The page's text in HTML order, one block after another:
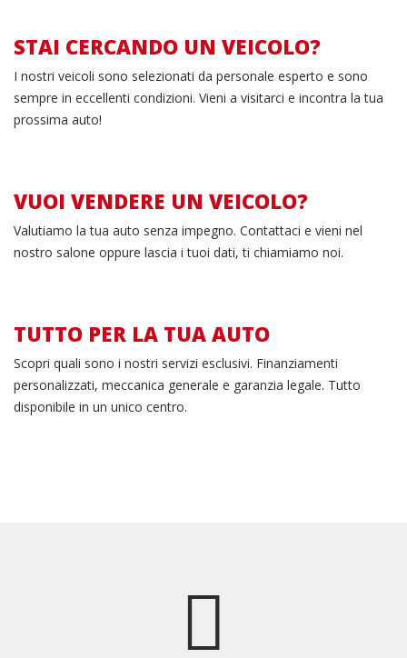
Vedi
le
offerte
STAI CERCANDO UN VEICOLO?
I nostri veicoli sono selezionati da personale esperto e sono
sempre in eccellenti condizioni. Vieni a visitarci e incontra la tua
prossima auto!
Compila
il
VUOI VENDERE UN VEICOLO?
Valutiamo la tua auto senza impegno. Contattaci e vieni nel
nostro salone oppure lascia i tuoi dati, ti chiamiamo noi.
I
nostri
TUTTO PER LA TUA AUTO
Scopri quali sono i nostri servizi esclusivi. Finanziamenti
personalizzati, meccanica generale e garanzia legale. Tutto
disponibile in un unico centro.